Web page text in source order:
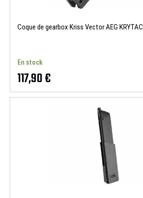
Coque de gearbox Kriss Vector AEG KRYTAC
En stock
117,90 €